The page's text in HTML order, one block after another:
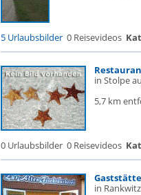
5 Urlaubsbilder 0 Reisevideos
in Stolpe
5,7 km
0 Urlaubsbilder 0 Reisevideos
in Rankwitz